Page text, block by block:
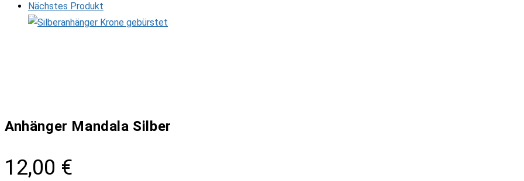
Nächstes Produkt
Anhänger Mandala Silber
12,00 €